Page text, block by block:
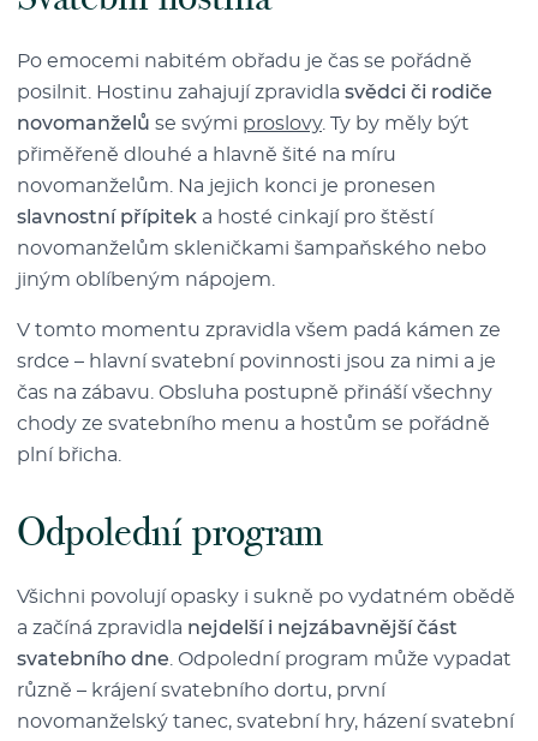
Po emocemi nabitém obřadu je čas se pořádně
posilnit. Hostinu zahajují zpravidla svědci či rodiče
novomanželů se svými proslovy. Ty by měly být
přiměřeně dlouhé a hlavně šité na míru
novomanželům. Na jejich konci je pronesen
slavnostní přípitek a hosté cinkají pro štěstí
novomanželům skleničkami šampaňského nebo
jiným oblíbeným nápojem.
V tomto momentu zpravidla všem padá kámen ze
srdce –⁠⁠⁠⁠⁠⁠ hlavní svatební povinnosti jsou za nimi a je
čas na zábavu. Obsluha postupně přináší všechny
chody ze svatebního menu a hostům se pořádně
plní břicha.
Odpolední program
Všichni povolují opasky i sukně po vydatném obědě
a začíná zpravidla nejdelší i nejzábavnější část
svatebního dne . Odpolední program může vypadat
různě –⁠⁠⁠⁠⁠⁠ krájení svatebního dortu, první
novomanželský tanec, svatební hry, házení svatební